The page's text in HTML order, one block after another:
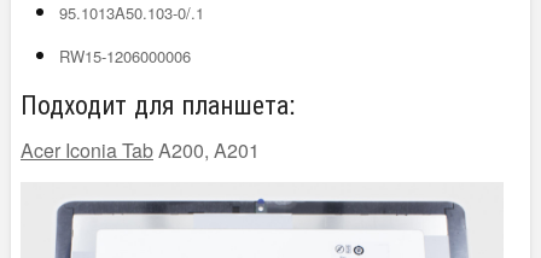
95.1013A50.103-0/.1
RW15-1206000006
Подходит для планшета:
Acer Iconia TabA200, A201